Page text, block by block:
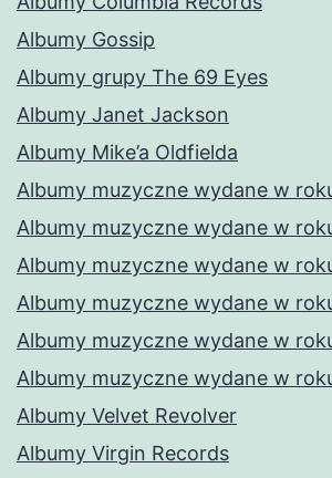
Albumy Gossip
Albumy grupy The 69 Eyes
Albumy Janet Jackson
Albumy Mike’a Oldfielda
Albumy muzyczne wydane w
Albumy muzyczne wydane w
Albumy muzyczne wydane w
Albumy muzyczne wydane w
Albumy muzyczne wydane w
Albumy muzyczne wydane w
Albumy Velvet Revolver
Albumy Virgin Records